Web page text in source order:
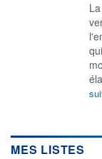
MES LISTES